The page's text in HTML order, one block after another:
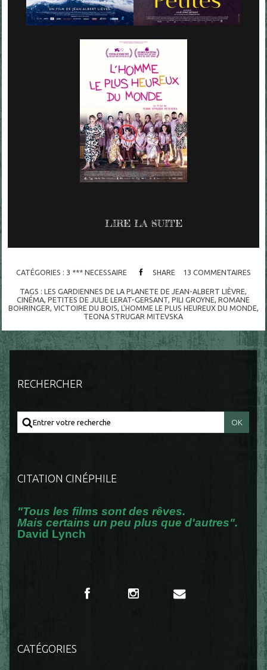
LIRE LA SUITE
CATÉGORIES : 3 *** NECESSAIRE SHARE 13 COMMENTAIRES
TAGS :LES GARDIENNES DE LA PLANETE DE JEAN-ALBERT LIÈVRE,
CINÉMA,PETITES DE JULIE LERAT-GERSANT,PILI GROYNE,ROMANE
BOHRINGER, VICTOIRE DU BOIS, L'HOMME LE PLUS HEUREUX DU MONDE,
TEONA STRUGAR MITEVSKA
RECHERCHER
CITATION CINÉPHILE
"Tous les films sont des rêves.
Mais certains un peu plus que d'autres".
David Lynch
CATÉGORIES